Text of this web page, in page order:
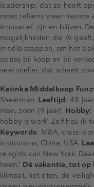
leadership, dat ze heeft
moet telkens weer nieuwe
innovatief zijn en blijven.
mogelijkheden die AI
initiële stappen, om het
opties bij koop en bij
veel sneller, dat scheelt
Katinka Middelkoop
Shearman. Leeftijd: 48
man, zoon (9 jaar). Hobby:
hobby is werk’. Zelf hou ik
Keywords: M&A, cross-
institutions, China, USA.
reisgids van New York.
heen.” Dé vakantie, tot op
klimaat, het eten, de